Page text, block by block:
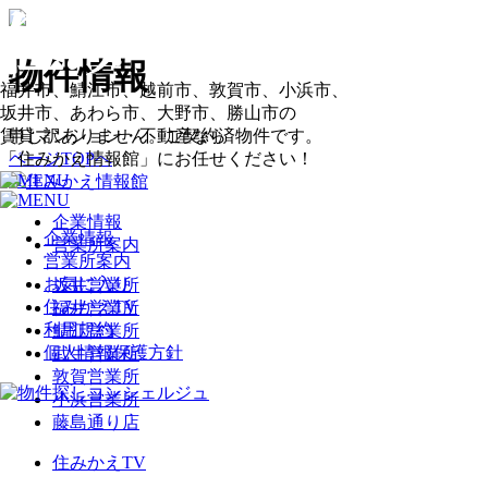
福井市、鯖江市、越前市、敦賀市、小浜市、
坂井市、あわら市、大野市、勝山市の
賃貸マンション・不動産なら
「住みかえ情報館」にお任せください！
企業情報
営業所案内
お気に入り
住みかえTV
利用規約
個人情報保護方針
物件情報
申し訳ありません。ご契約済物件です。
ページTOPへ
企業情報
営業所案内
坂井営業所
福井営業所
鯖江営業所
武生営業所
敦賀営業所
小浜営業所
藤島通り店
住みかえTV